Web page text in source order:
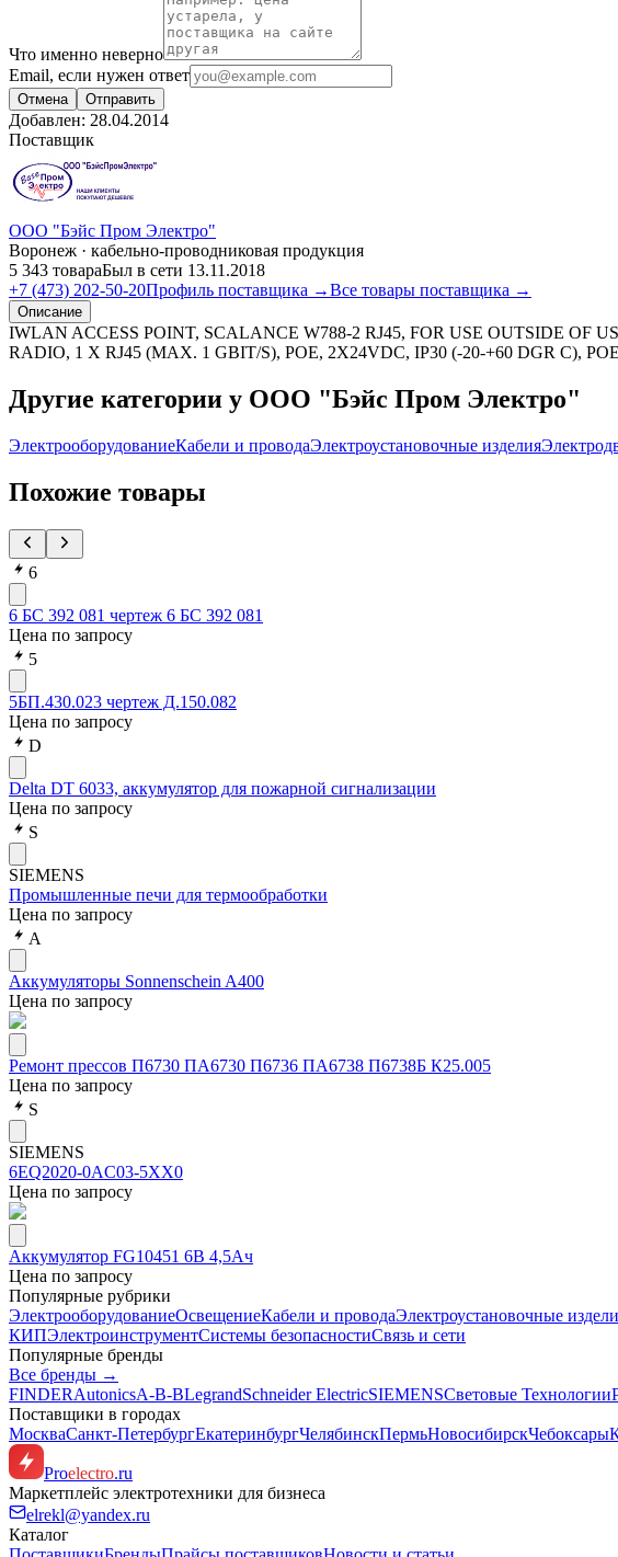
Что именно неверно
Email, если нужен ответ
Отмена Отправить
Добавлен: 28.04.2014
Поставщик
ООО "Бэйс Пром Электро"
Воронеж · кабельно-проводниковая продукция
5 343 товараБыл в сети 13.11.2018
+7 (473) 202-50-20Профиль поставщика →Все товары поставщика →
Описание
IWLAN ACCESS POINT, SCALANCE W788-2 RJ45, FOR USE OUTSIDE OF
RADIO, 1 X RJ45 (MAX. 1 GBIT/S), POE, 2X24VDC, IP30 (-20-+60 DGR C),
Другие категории у ООО "Бэйс Пром Электро"
ЭлектрооборудованиеКабели и проводаЭлектроустановочные изделия
Похожие товары
6
6 БС 392 081 чертеж 6 БС 392 081
Цена по запросу
5
5БП.430.023 чертеж Д.150.082
Цена по запросу
D
Delta DT 6033, аккумулятор для пожарной сигнализации
Цена по запросу
S
SIEMENS
Промышленные печи для термообработки
Цена по запросу
А
Аккумуляторы Sonnenschein A400
Цена по запросу
Ремонт прессов П6730 ПА6730 П6736 ПА6738 П6738Б К25.005
Цена по запросу
S
SIEMENS
6EQ2020-0AC03-5XX0
Цена по запросу
Аккумулятор FG10451 6В 4,5Ач
Цена по запросу
Популярные рубрики
ЭлектрооборудованиеОсвещениеКабели и проводаЭлектроустановочные
КИПЭлектроинструментСистемы безопасностиСвязь и сети
Популярные бренды
Все бренды →
FINDERAutonicsA-B-BLegrandSchneider ElectricSIEMENSСветовые Технологии
Поставщики в городах
МоскваСанкт-ПетербургЕкатеринбургЧелябинскПермьНовосибирскЧебоксары
Proelectro.ru
Маркетплейс электротехники для бизнеса
elrekl@yandex.ru
Каталог